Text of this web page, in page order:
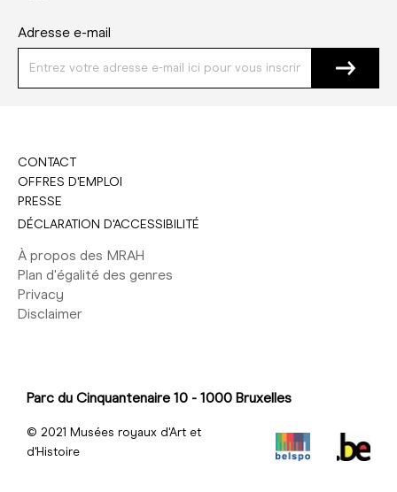
Adresse e-mail
CONTACT
OFFRES D'EMPLOI
PRESSE
DÉCLARATION D'ACCESSIBILITÉ
À propos des MRAH
Plan d'égalité des genres
Privacy
Disclaimer
Parc du Cinquantenaire 10 - 1000 Bruxelles
© 2021 Musées royaux d'Art et
d'Histoire